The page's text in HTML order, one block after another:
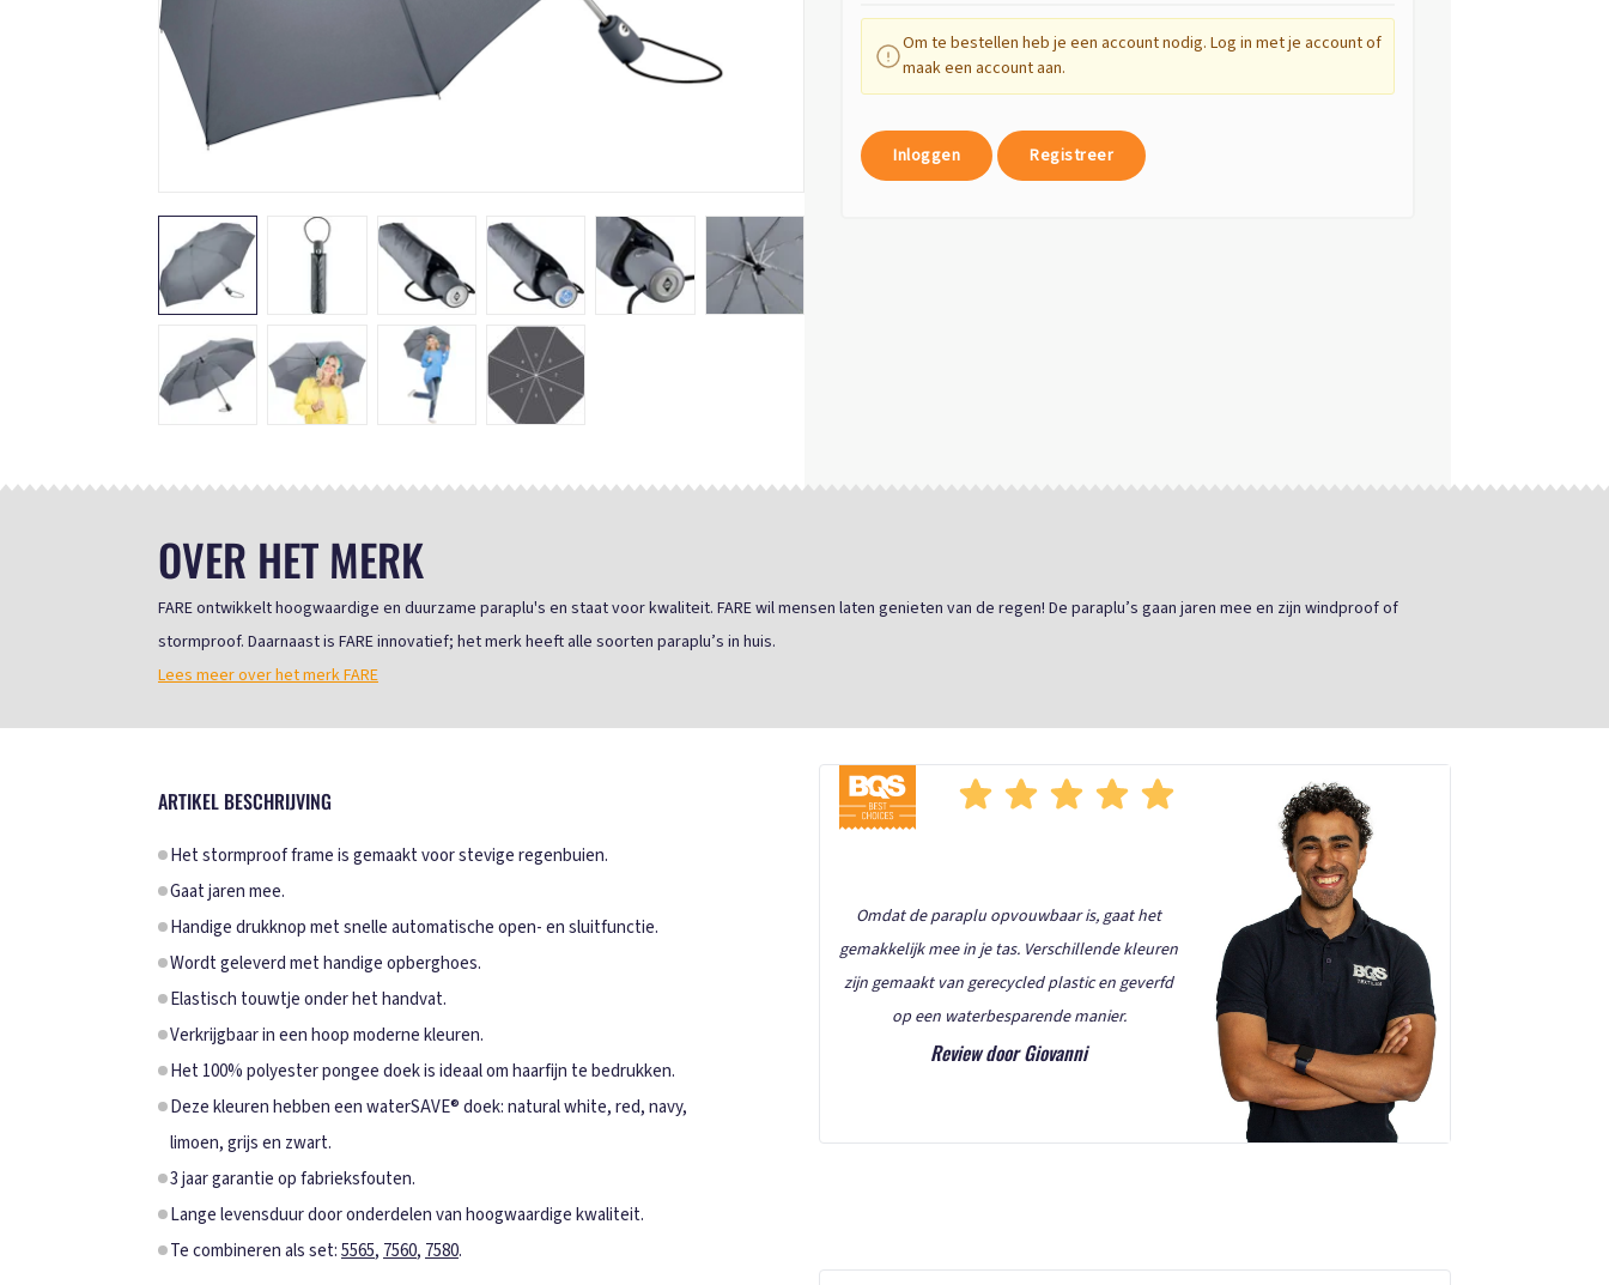
Om te bestellen heb je een account nodig. Log in met je account of
maak een account aan.
Inloggen Registreer
OVER HET MERK
FARE ontwikkelt hoogwaardige en duurzame paraplu's en staat voor kwaliteit. FARE wil mensen laten genieten van de regen! De paraplu’s gaan jaren mee en zijn windproof of
stormproof. Daarnaast is FARE innovatief; het merk heeft alle soorten paraplu’s in huis.
Lees meer over het merk FARE
ARTIKEL BESCHRIJVING
Het stormproof frame is gemaakt voor stevige regenbuien.
Gaat jaren mee.
Handige drukknop met snelle automatische open- en sluitfunctie.
Wordt geleverd met handige opberghoes.
Elastisch touwtje onder het handvat.
Verkrijgbaar in een hoop moderne kleuren.
Het 100% polyester pongee doek is ideaal om haarfijn te bedrukken.
Deze kleuren hebben een waterSAVE® doek: natural white, red, navy,
limoen, grijs en zwart.
3 jaar garantie op fabrieksfouten.
Lange levensduur door onderdelen van hoogwaardige kwaliteit.
Te combineren als set:5565, 7560, 7580.
Omdat de paraplu opvouwbaar is, gaat het
gemakkelijk mee in je tas. Verschillende kleuren
zijn gemaakt van gerecycled plastic en geverfd
op een waterbesparende manier.
Review door Giovanni